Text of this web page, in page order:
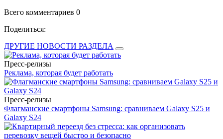
Всего комментариев 0
Поделиться:
ДРУГИЕ НОВОСТИ РАЗДЕЛА
Пресс-релизы
Реклама, которая будет работать
Пресс-релизы
Флагманские смартфоны Samsung: сравниваем Galaxy S25 и
Galaxy S24